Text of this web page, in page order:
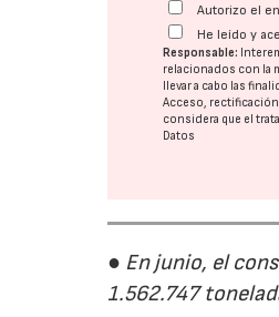
Autorizo el
He leído y
Responsable:
relacionados con la
llevar a cabo las
Acceso,
considera que el
Datos
● En junio, el
1.562.747